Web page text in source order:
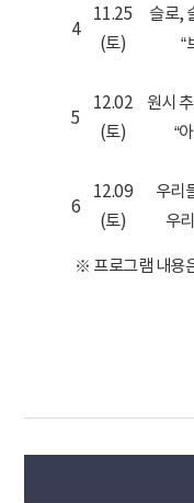
4
11.25
(토)
슬로,
“
5
12.02
(토)
원시
“
6
12.09
(토)
우리
우
※ 프로그램 내용